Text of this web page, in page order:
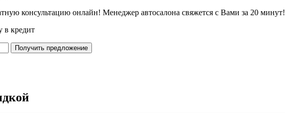
консультацию онлайн! Менеджер автосалона свяжется с Вами за 20 минут!
в кредит
Получить предложение